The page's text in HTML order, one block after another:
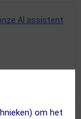
om het
AI assistent